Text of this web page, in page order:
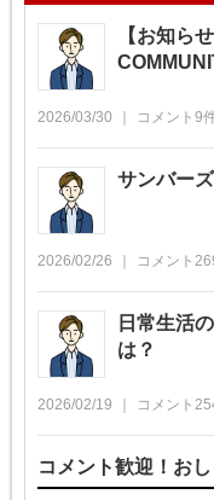
【お知ら
2026/03/30 コメント 9
サンバー
2026/02/26 コメント
日常生活
は？
2026/02/19 コメント
コメント歓迎！お